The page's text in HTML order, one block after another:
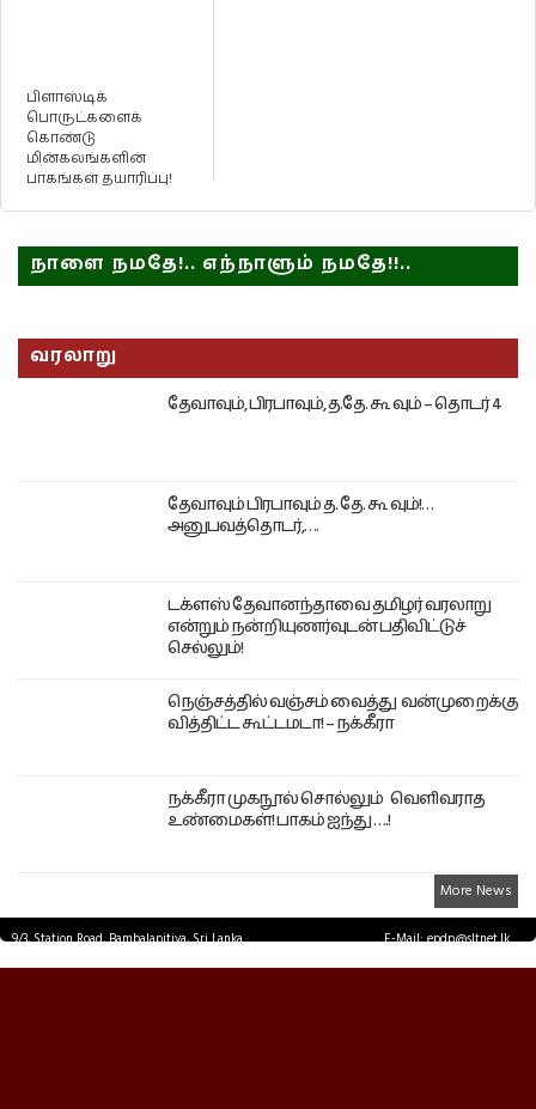
பிளாஸ்டிக்
பொருட்களைக்
கொண்டு
மின்கலங்களின்
பாகங்கள் தயாரிப்பு!
நாளை நமதே!.. எந்நாளும் நமதே!!..
வரலாறு
தேவாவும், பிரபாவும், த.தே. கூ வும் – தொடர் 4
தேவாவும் பிரபாவும் த. தே. கூ வும்!…
அனுபவத்தொடர்,….
டக்ளஸ் தேவானந்தாவை தமிழர் வரலாறு
என்றும் நன்றியுணர்வுடன் பதிவிட்டுச்
செல்லும்!
நெஞ்சத்தில் வஞ்சம் வைத்து வன்முறைக்கு
வித்திட்ட கூட்டமடா! – நக்கீரா
நக்கீரா முகநூல் சொல்லும் வெளிவராத
உண்மைகள்! பாகம் ஐந்து ….!
More News
9/3, Station Road, Bambalapitiya, Sri Lanka.
E-Mail: epdp@sltnet.lk